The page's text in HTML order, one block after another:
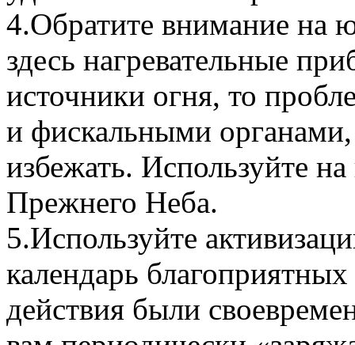
4.Обратите внимание на
здесь нагревательные
источники огня, то
и фискальными
избежать. Используйте
Прежнего Неба.
5.Используйте
календарь
действия были